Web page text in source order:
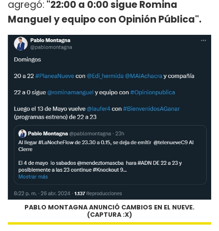
agregó: "22:00 a 0:00 sigue Romina
Manguel y equipo con Opinión Pública".
PABLO MONTAGNA ANUNCIÓ CAMBIOS EN EL NUEVE.
(CAPTURA :X)